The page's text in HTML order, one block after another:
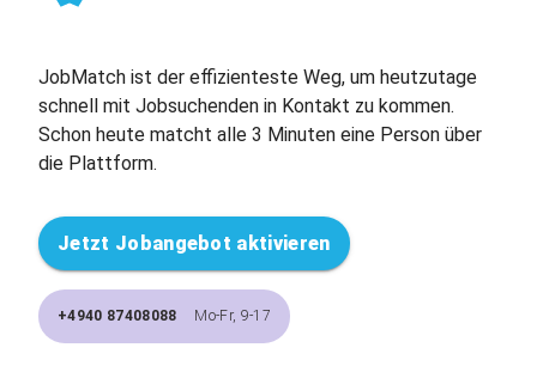
JobMatch ist der effizienteste Weg, um heutzutage
schnell mit Jobsuchenden in Kontakt zu kommen.
Schon heute matcht alle 3 Minuten eine Person über
die Plattform.
Jetzt Jobangebot aktivieren
+4940 87408088 Mo-Fr, 9-17